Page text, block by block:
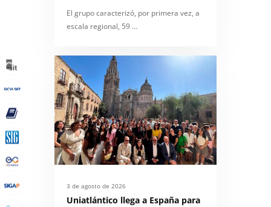
El grupo caracterizó, por primera vez, a
escala regional, 59 …
3 de agosto de 2026
Uniatlántico llega a España para